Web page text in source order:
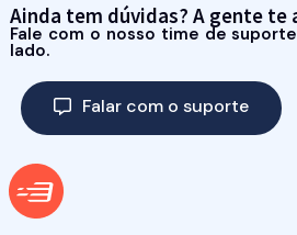
Ainda tem dúvidas? A gente te
Fale com o nosso time de
lado.
Falar com o suporte